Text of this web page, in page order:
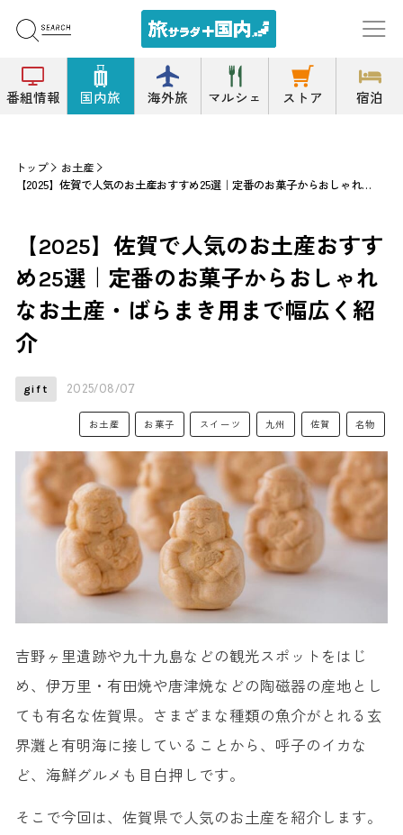
番組情報 国内旅 海外旅 マルシェ ストア 宿泊
トップ
お土産
【2025】佐賀で人気のお土産おすすめ25選｜定番のお菓子からおしゃれなお土産・ばらまき用まで幅広く紹介
【2025】佐賀で人気のお土産おすす
め25選｜定番のお菓子からおしゃれ
なお土産・ばらまき用まで幅広く紹
介
gift 2025/08/07
お土産 お菓子 スイーツ 九州 佐賀 名物
吉野ヶ里遺跡や九十九島などの観光スポットをはじ
め、伊万里・有田焼や唐津焼などの陶磁器の産地とし
ても有名な佐賀県。さまざまな種類の魚介がとれる玄
界灘と有明海に接していることから、呼子のイカな
ど、海鮮グルメも目白押しです。
そこで今回は、佐賀県で人気のお土産を紹介します。